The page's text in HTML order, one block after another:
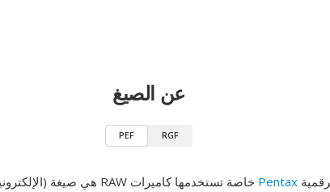
عن الصيغ
PEF RGF
Pentax